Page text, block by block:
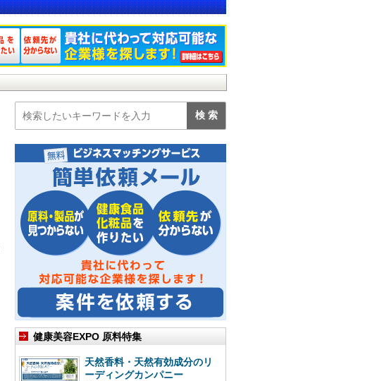
健康美容EXPO 原料特集
天然香料・天然有効成分のリ
ーディングカンパニー